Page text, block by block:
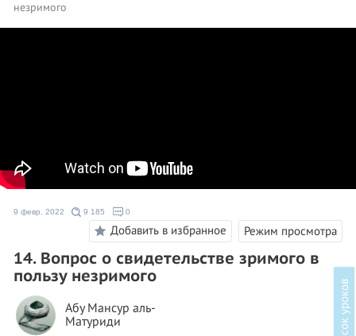
незримого
9 февр. 2022 9 185 0
Добавить в избранное Режим просмотра
14. Вопрос о свидетельстве зримого в
пользу незримого
Абу Мансур аль-
Матуриди
в